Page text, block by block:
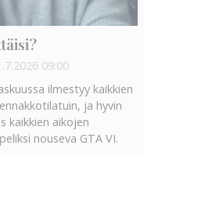
09:00
ilmestyy kaikkien
ja hyvin
kaikkien aikojen
nouseva GTA VI.